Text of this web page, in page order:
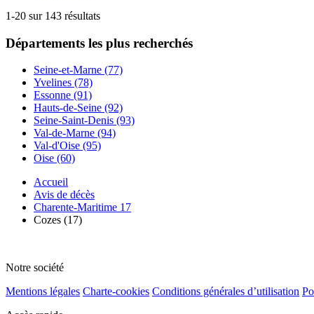
1-20 sur 143 résultats
Départements les plus recherchés
Seine-et-Marne (77)
Yvelines (78)
Essonne (91)
Hauts-de-Seine (92)
Seine-Saint-Denis (93)
Val-de-Marne (94)
Val-d'Oise (95)
Oise (60)
Accueil
Avis de décès
Charente-Maritime 17
Cozes (17)
Notre société
Mentions légales Charte-cookies Conditions générales d’utilisation